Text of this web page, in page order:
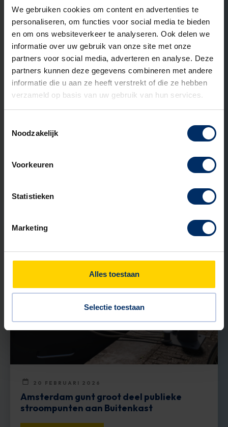
We gebruiken cookies om content en advertenties te
personaliseren, om functies voor social media te bieden
en om ons websiteverkeer te analyseren. Ook delen we
informatie over uw gebruik van onze site met onze
partners voor social media, adverteren en analyse. Deze
partners kunnen deze gegevens combineren met andere
informatie die u aan ze heeft verstrekt of die ze hebben
verzameld op basis van uw gebruik van hun services.
Noodzakelijk
Voorkeuren
Statistieken
Marketing
Alles toestaan
Selectie toestaan
31 MEI 2026
Amsterdam gunt groot deel publieke
stroompunten aan Buitenkast
20 FEBRUARI 2026